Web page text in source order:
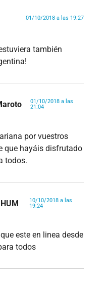
01/10/2018 a las 19:27
también
01/10/2018 a las
21:04
por vuestros
que hayáis disfrutado
todos.
10/10/2018 a las
19:24
este en linea desde
todos